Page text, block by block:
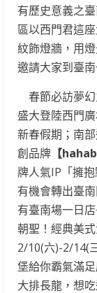
有歷史意義之
區以西門君這
紋飾燈牆，用
邀請大家到臺
春節必訪夢
盛大登陸西門
新春假期；南
創品牌 【
牌人氣IP「擁
有機會轉出臺
有臺南場一日
朝聖！經典美
2/10(六)-2/14(
堡給你霸氣滿
大排長龍，想